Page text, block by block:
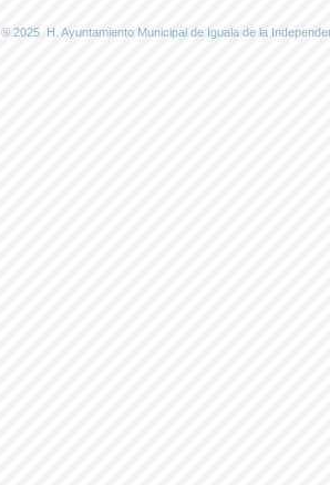
® 2025 H. Ayuntamiento Municipal de Iguala de la